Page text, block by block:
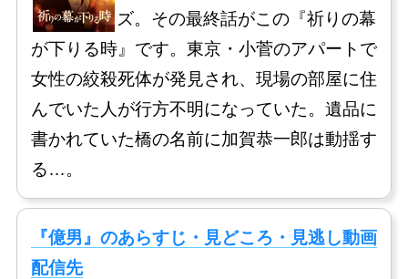
ズ。その最終話がこの『祈りの幕
が下りる時』です。東京・小菅のアパートで
女性の絞殺死体が発見され、現場の部屋に住
んでいた人が行方不明になっていた。遺品に
書かれていた橋の名前に加賀恭一郎は動揺す
る…。
『億男』のあらすじ・見どころ・見逃し動画
配信先